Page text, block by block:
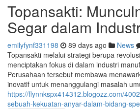
Topansakti:
Segar dalam
emilyfynf331198 89 days ago News
Topansakti melalui strategi berupa
menciptakan fokus di dalam industri
Perusahaan tersebut membawa
inovatif untuk menanggulangi masalah
https://flynnkspx414312.blogozz.com/
sebuah-kekuatan-anyar-dalam-bidang-